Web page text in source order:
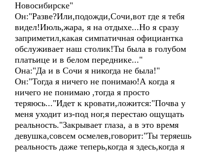
Новосибирске"
Он:"Разве?Или,подожди,Сочи,вот где я тебя
видел!Июль,жара, я на отдыхе...Но я сразу
заприметил,какая симпатичная официантка
обслуживает наш столик!Ты была в голубом
платьице и в белом переднике..."
Она:"Да и в Сочи я никогда не была!"
Он:"Тогда я ничего не понимаю!А когда я
ничего не понимаю ,тогда я просто
теряюсь..."Идет к кровати,ложится:"Почва у
меня уходит из-под ног,я перестаю ощущать
реальность."Закрывает глаза, а в это время
девушка,совсем осмелев,говорит:"Ты теряешь
реальность даже теперь,когда я здесь,когда я